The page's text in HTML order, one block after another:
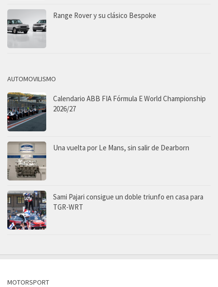
Range Rover y su clásico Bespoke
AUTOMOVILISMO
Calendario ABB FIA Fórmula E World Championship
2026/27
Una vuelta por Le Mans, sin salir de Dearborn
Sami Pajari consigue un doble triunfo en casa para
TGR-WRT
MOTORSPORT